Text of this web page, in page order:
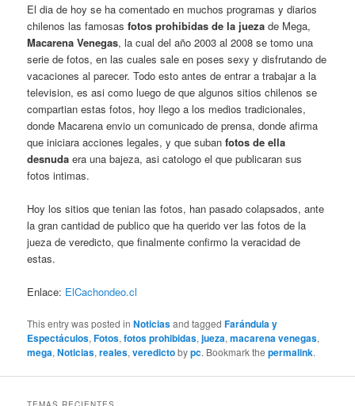
El dia de hoy se ha comentado en muchos programas y diarios
chilenos las famosasfotos prohibidas de la jueza de Mega,
Macarena Venegas, la cual del año 2003 al 2008 se tomo una
serie de fotos, en las cuales sale en poses sexy y disfrutando de
vacaciones al parecer. Todo esto antes de entrar a trabajar a la
television, es asi como luego de que algunos sitios chilenos se
compartian estas fotos, hoy llego a los medios tradicionales,
donde Macarena envio un comunicado de prensa, donde afirma
que iniciara acciones legales, y que subanfotos de ella
desnuda era una bajeza, asi catologo el que publicaran sus
fotos intimas.
Hoy los sitios que tenian las fotos, han pasado colapsados, ante
la gran cantidad de publico que ha querido ver las fotos de la
jueza de veredicto, que finalmente confirmo la veracidad de
estas.
Enlace: ElCachondeo.cl
This entry was posted inNoticiasand taggedFarándula y
Espectáculos,Fotos,fotos prohibidas,jueza,macarena venegas,
mega,Noticias,reales,veredictobypc. Bookmark thepermalink.